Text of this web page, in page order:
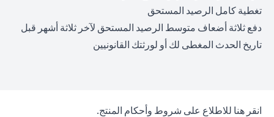
تغطية كامل الرصيد المستحق
دفع ثلاثة أضعاف متوسط الرصيد المستحق لآخر ثلاثة أشهر قبل
تاريخ الحدث المغطى لك أو لورثتك القانونيين
انقر هنا للاطلاع على شروط وأحكام المنتج.